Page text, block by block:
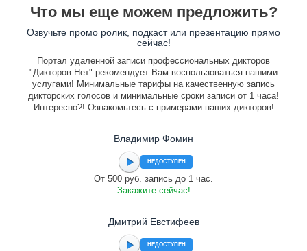
Что мы еще можем предложить?
Озвучьте промо ролик, подкаст или презентацию прямо
сейчас!
Портал удаленной записи профессиональных дикторов
"Дикторов.Нет" рекомендует Вам воспользоваться нашими
услугами! Минимальные тарифы на качественную запись
дикторских голосов и минимальные сроки записи от 1 часа!
Интересно?! Ознакомьтесь с примерами наших дикторов!
Владимир Фомин
НЕДОСТУПЕН
От 500 руб. запись до 1 час.
Закажите сейчас!
Дмитрий Евстифеев
НЕДОСТУПЕН